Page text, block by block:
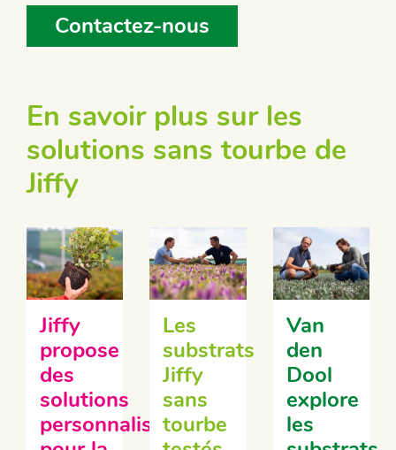
Contactez-nous
En savoir plus sur les
solutions sans tourbe de
Jiffy
Jiffy
propose
des
solutions
personnalisées
Les
substrats
Jiffy
sans
tourbe
Van
den
Dool
explore
les